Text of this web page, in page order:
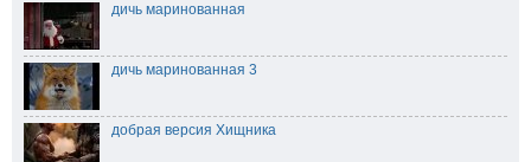
дичь маринованная
дичь маринованная 3
добрая версия Хищника